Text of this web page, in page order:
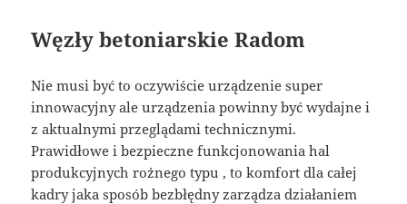
Węzły betoniarskie Radom
Nie musi być to oczywiście urządzenie super
innowacyjny ale urządzenia powinny być wydajne i
z aktualnymi przeglądami technicznymi.
Prawidłowe i bezpieczne funkcjonowania hal
produkcyjnych rożnego typu , to komfort dla całej
kadry jaka sposób bezbłędny zarządza działaniem